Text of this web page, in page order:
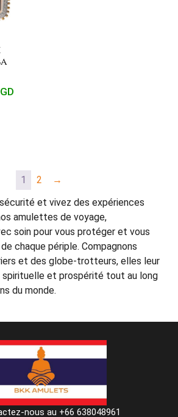
1 2
→
et vivez des expériences
amulettes de voyage,
soin pour vous protéger et vous
chaque périple. Compagnons
et des globe-trotteurs, elles leur
et prospérité tout au long
du monde.
nous au +66 638048961